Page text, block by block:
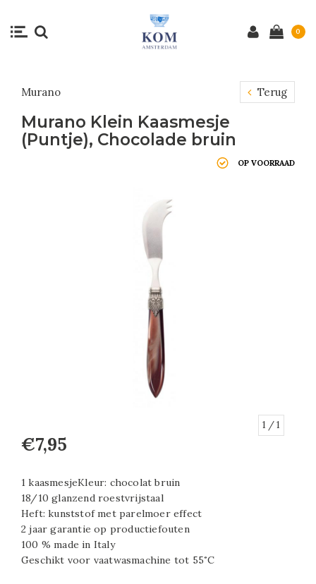
0
Murano Terug
Murano Klein Kaasmesje
(Puntje), Chocolade bruin
OP VOORRAAD
1 / 1
€7,95
1 kaasmesjeKleur: chocolat bruin
18/10 glanzend roestvrijstaal
Heft: kunststof met parelmoer effect
2 jaar garantie op productiefouten
100 % made in Italy
Geschikt voor vaatwasmachine tot 55˚C